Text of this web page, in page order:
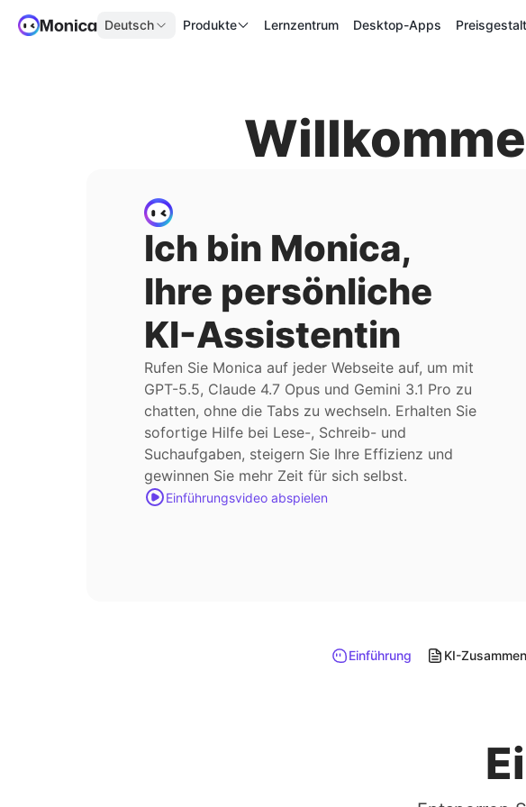
Deutsch Produkte Lernzentrum Desktop-Apps
Ich bin Monica,
Ihre persönliche
KI-Assistentin
Rufen Sie Monica auf jeder Webseite auf, um mit
GPT-5.5, Claude 4.7 Opus und Gemini 3.1 Pro zu
chatten, ohne die Tabs zu wechseln. Erhalten Sie
sofortige Hilfe bei Lese-, Schreib- und
Suchaufgaben, steigern Sie Ihre Effizienz und
gewinnen Sie mehr Zeit für sich selbst.
Einführungsvideo abspielen
Einführung KI-